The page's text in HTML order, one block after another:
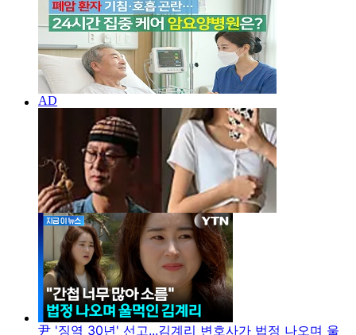
尹 '징역 30년' 선고...김계리 변호사가 법정 나오며 울